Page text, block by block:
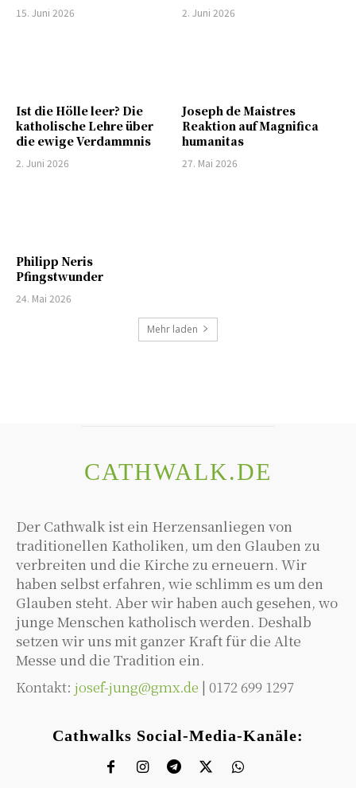
15. Juni 2026 2. Juni 2026
Ist die Hölle leer? Die
katholische Lehre über
die ewige Verdammnis
2. Juni 2026
Joseph de Maistres
Reaktion auf Magnifica
humanitas
27. Mai 2026
Philipp Neris
Pfingstwunder
24. Mai 2026
Mehr laden
CATHWALK.DE
Der Cathwalk ist ein Herzensanliegen von
traditionellen Katholiken, um den Glauben zu
verbreiten und die Kirche zu erneuern. Wir
haben selbst erfahren, wie schlimm es um den
Glauben steht. Aber wir haben auch gesehen, wo
junge Menschen katholisch werden. Deshalb
setzen wir uns mit ganzer Kraft für die Alte
Messe und die Tradition ein.
Kontakt: josef-jung@gmx.de | 0172 699 1297
Cathwalks Social-Media-Kanäle: